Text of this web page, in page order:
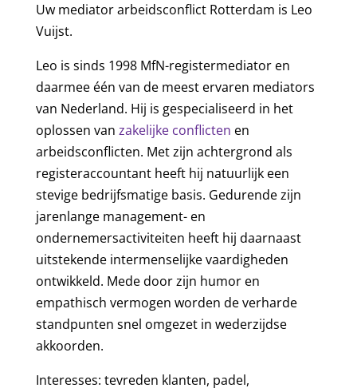
Uw mediator arbeidsconflict Rotterdam is Leo
Vuijst.
Leo is sinds 1998 MfN-registermediator en
daarmee één van de meest ervaren mediators
van Nederland. Hij is gespecialiseerd in het
oplossen van zakelijke conflicten en
arbeidsconflicten. Met zijn achtergrond als
registeraccountant heeft hij natuurlijk een
stevige bedrijfsmatige basis. Gedurende zijn
jarenlange management- en
ondernemersactiviteiten heeft hij daarnaast
uitstekende intermenselijke vaardigheden
ontwikkeld. Mede door zijn humor en
empathisch vermogen worden de verharde
standpunten snel omgezet in wederzijdse
akkoorden.
Interesses: tevreden klanten, padel,